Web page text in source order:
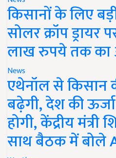
किसानों के लिए
सोलर क्रॉप ड्रायर
लाख रुपये तक का
News
एथेनॉल से किसान
बढ़ेगी, देश की
होगी, केंद्रीय
साथ बैठक में बोले